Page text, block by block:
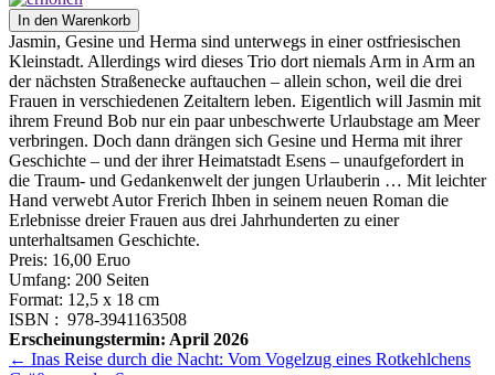
Jasmin, Gesine und Herma sind unterwegs in einer ostfriesischen
Kleinstadt. Allerdings wird dieses Trio dort niemals Arm in Arm an
der nächsten Straßenecke auftauchen – allein schon, weil die drei
Frauen in verschiedenen Zeitaltern leben. Eigentlich will Jasmin mit
ihrem Freund Bob nur ein paar unbeschwerte Urlaubstage am Meer
verbringen. Doch dann drängen sich Gesine und Herma mit ihrer
Geschichte – und der ihrer Heimatstadt Esens – unaufgefordert in
die Traum- und Gedankenwelt der jungen Urlauberin … Mit leichter
Hand verwebt Autor Frerich Ihben in seinem neuen Roman die
Erlebnisse dreier Frauen aus drei Jahrhunderten zu einer
unterhaltsamen Geschichte.
Preis: 16,00 Eruo
Umfang: 200 Seiten
Format: 12,5 x 18 cm
ISBN : ‎ 978-3941163508
Erscheinungstermin: April 2026
Beitragsnavigation
← Inas Reise durch die Nacht: Vom Vogelzug eines Rotkehlchens